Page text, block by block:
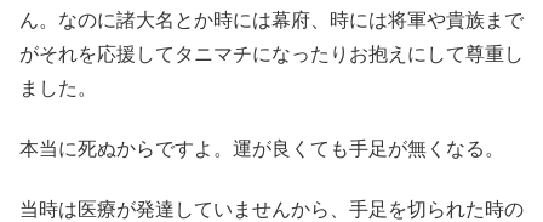
ん。なのに諸大名とか時には幕府、時には将軍や貴族まで
がそれを応援してタニマチになったりお抱えにして尊重し
ました。
本当に死ぬからですよ。運が良くても手足が無くなる。
当時は医療が発達していませんから、手足を切られた時の